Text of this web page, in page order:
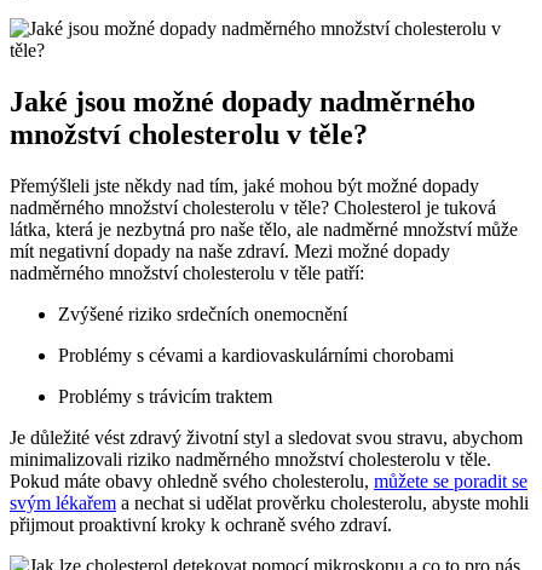
Jaké jsou možné dopady nadměrného
množství cholesterolu v těle?
Přemýšleli jste někdy nad tím, jaké mohou být možné dopady
nadměrného množství cholesterolu v těle? Cholesterol je tuková
látka, která je nezbytná pro naše tělo, ale nadměrné množství může
mít negativní dopady na naše zdraví. Mezi možné dopady
nadměrného množství cholesterolu v těle patří:
Zvýšené riziko srdečních onemocnění
Problémy s cévami a kardiovaskulárními chorobami
Problémy s trávicím traktem
Je důležité vést zdravý životní styl a sledovat svou stravu, abychom
minimalizovali riziko nadměrného množství cholesterolu v těle.
Pokud máte obavy ohledně svého cholesterolu, můžete se poradit se
svým lékařem a nechat si udělat prověrku cholesterolu, abyste mohli
přijmout proaktivní kroky k ochraně svého zdraví.